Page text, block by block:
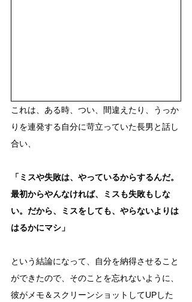
これは、ある時、つい、間違えたり、うっか
りを連発する自分に苛立っていた長男と話し
合い、
「ミスや失敗は、やっているからするんだ。
最初からやんなければ、ミスも失敗もしな
い。だから、ミスをしても、やらないよりは
はるかにマシ」
という結論になって、自分を納得させること
ができたので、そのことを忘れないように、
彼がメモ＆スクリーンショットしてUPした